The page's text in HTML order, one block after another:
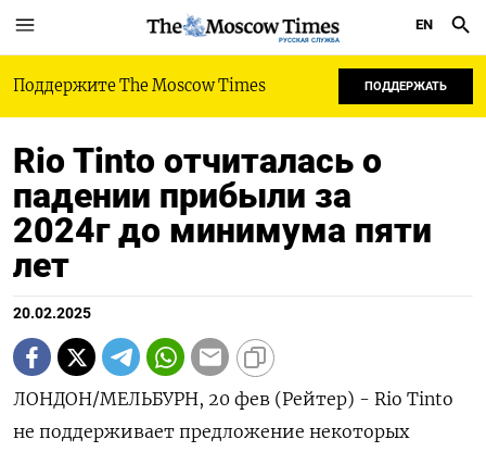
РУССКАЯ СЛУЖБА
EN
Поддержите The Moscow Times ПОДДЕРЖАТЬ
Rio Tinto отчиталась о
падении прибыли за
2024г до минимума пяти
лет
20.02.2025
ЛОНДОН/МЕЛЬБУРН, 20 фев (Рейтер) - Rio Tinto
не поддерживает предложение некоторых